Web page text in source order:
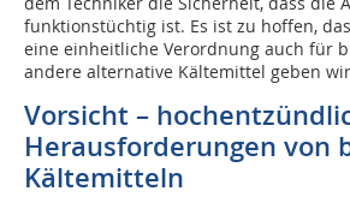
funktionstüchtig ist. Es ist zu hoffen,
eine einheitliche Verordnung auch für
andere alternative Kältemittel geben
Vorsicht –
Herausforderungen von
Kältemitteln